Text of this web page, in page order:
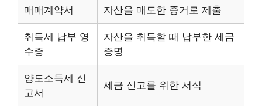
매매계약서 자산을 매도한 증거로 제출
취득세 납부 영
수증
자산을 취득할 때 납부한 세금
증명
양도소득세 신
고서
세금 신고를 위한 서식